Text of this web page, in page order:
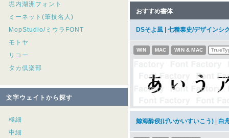
堀内湖洲フォント
ミーネット(筆技名人)
MopStudio/ミウラFONT
モトヤ
リコー
タカ倶楽部
文字ウェイトから探す
極細
中細
おすすめ書体
DSそよ風 七種泰史/デザインシ
WIN MAC WIN & MAC
鯨海酔侯(げいかいすいこう) 白